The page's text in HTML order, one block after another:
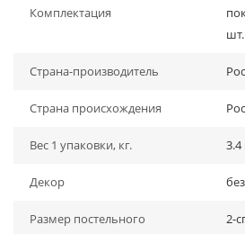
Комплектация
шт.
Страна-производитель
Страна происхождения
Вес 1 упаковки, кг. 3.4
Декор
Размер постельного
2-